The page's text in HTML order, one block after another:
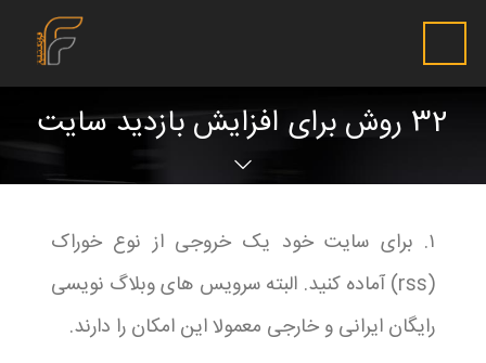
32 روش برای افزایش بازدید سایت
۱. برای سایت خود یک خروجی از نوع خوراک
(rss) آماده کنید. البته سرویس های وبلاگ نویسی
رایگان ایرانی و خارجی معمولا این امکان را دارند.